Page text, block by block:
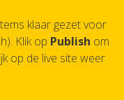
klaar gezet voor
Klik op Publish om
op de live site weer